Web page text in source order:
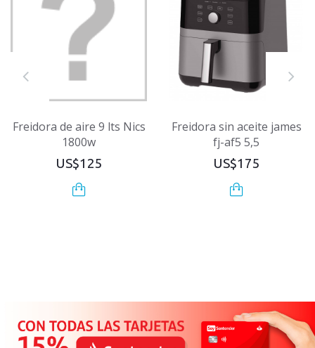
Freidora de aire 9 lts Nics
1800w
US$125
Freidora sin aceite james
fj-af5 5,5
US$175